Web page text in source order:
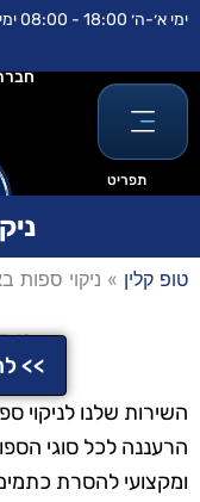
לתוכן
דילוג
ימי א׳-ה׳ 18:00 - 08:00 ימי ו׳ 14:00 - 08:00 שבת וחגים: סגור
תפריט
טופ קלין » ניקוי ספות
>>
השירות שלנו
הרעננה לכל סוגי
ומקצועי להסרת